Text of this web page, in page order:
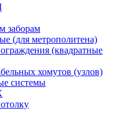
заборам
(для метрополитена)
(квадратные
хомутов (узлов)
системы